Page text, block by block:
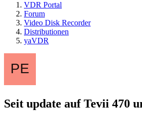
VDR Portal
Forum
Video Disk Recorder
Distributionen
yaVDR
Seit update auf Tevii 470